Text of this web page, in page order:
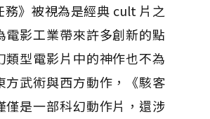
務》被視為是經典 cult 片之
電影工業帶來許多創新的點
類型電影片中的神作也不為
方武術與西方動作，《駭客
僅是一部科幻動作片，還涉